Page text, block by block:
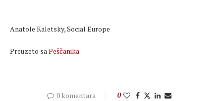
Anatole Kaletsky, Social Europe
Preuzeto saPeščanika
0 komentara 0